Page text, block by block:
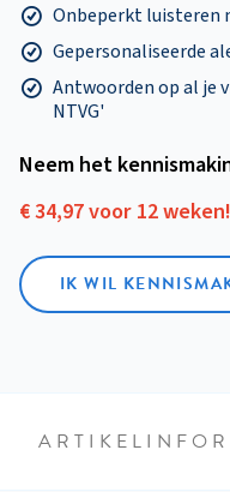
Onbeperkt luisteren
Gepersonaliseerde
Antwoorden op al je
NTVG'
Neem het
€ 34,97 voor 12 weken!
IK WIL